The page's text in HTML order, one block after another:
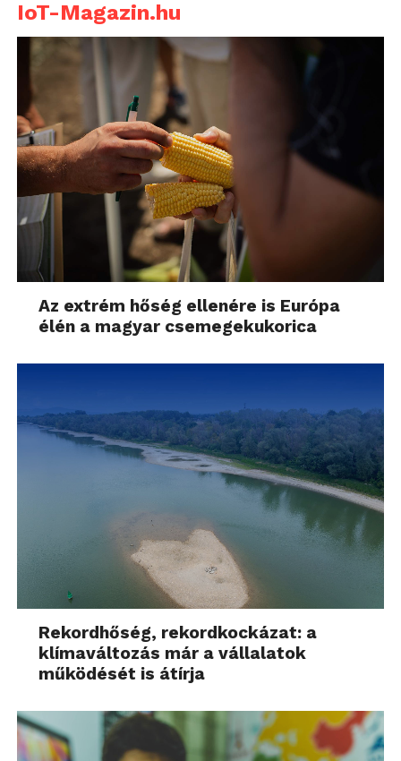
IoT-Magazin.hu
Az extrém hőség ellenére is Európa
élén a magyar csemegekukorica
Rekordhőség, rekordkockázat: a
klímaváltozás már a vállalatok
működését is átírja